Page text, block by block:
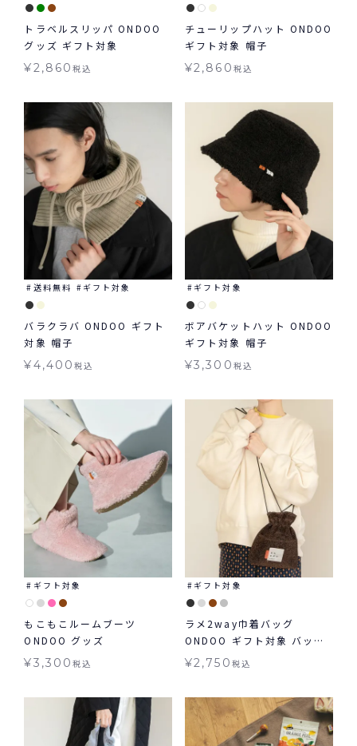
トラベルスリッパ ONDOO
グッズ ギフト対象
¥2,860税込
チューリップハット ONDOO
ギフト対象 帽子
¥2,860 税込
送料無料 ギフト対象
バラクラバ ONDOO ギフト
対象 帽子
¥4,400税込
ギフト対象
ボアバケットハット ONDOO
ギフト対象 帽子
¥3,300 税込
ギフト対象
もこもこルームブーツ
ONDOO グッズ
¥3,300税込
ギフト対象
ラメ2way巾着バッグ
ONDOO ギフト対象 バッグ
≪メール便対象≫
¥2,750 税込